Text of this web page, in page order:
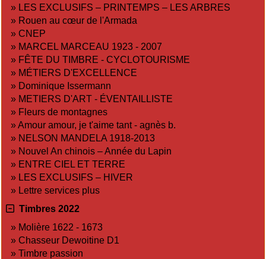
» LES EXCLUSIFS – PRINTEMPS – LES ARBRES
» Rouen au cœur de l'Armada
» CNEP
» MARCEL MARCEAU 1923 - 2007
» FÊTE DU TIMBRE - CYCLOTOURISME
» MÉTIERS D'EXCELLENCE
» Dominique Issermann
» METIERS D'ART - ÉVENTAILLISTE
» Fleurs de montagnes
»Amour amour, je t'aime tant - agnès b.
» NELSON MANDELA 1918-2013
» Nouvel An chinois – Année du Lapin
» ENTRE CIEL ET TERRE
» LES EXCLUSIFS – HIVER
» Lettre services plus
Timbres 2022
» Molière 1622 - 1673
» Chasseur Dewoitine D1
» Timbre passion